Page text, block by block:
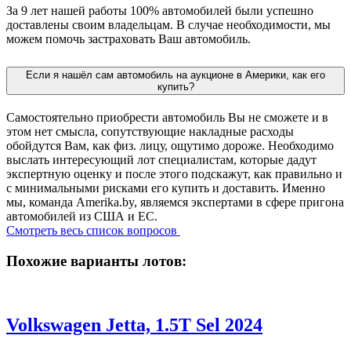
За 9 лет нашей работы 100% автомобилей были успешно
доставлены своим владельцам. В случае необходимости, мы
можем помочь застраховать Ваш автомобиль.
Если я нашёл сам автомобиль на аукционе в Америки, как его
купить?
Самостоятельно приобрести автомобиль Вы не сможете и в
этом нет смысла, сопутствующие накладные расходы
обойдутся Вам, как физ. лицу, ощутимо дороже. Необходимо
выслать интересующий лот специалистам, которые дадут
экспертную оценку и после этого подскажут, как правильно и
с минимальными рисками его купить и доставить. Именно
мы, команда Amerika.by, являемся экспертами в сфере пригона
автомобилей из США и ЕС.
Смотреть весь список вопросов
Похожие варианты лотов:
Volkswagen Jetta, 1.5T Sel 2024